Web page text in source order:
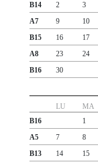
B14
2 3
A7
9 10
B15
16 17
A8
23 24
B16
30
LU MA
B16
1
A5
7 8
B13
14 15